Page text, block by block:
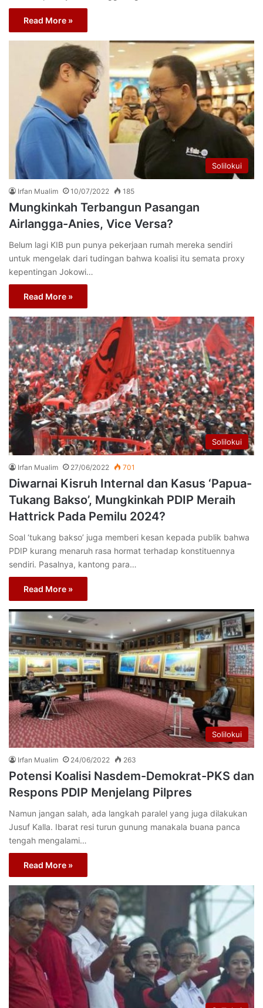
Read More »
Solilokui
Irfan Mualim 10/07/2022 185
Mungkinkah Terbangun Pasangan
Airlangga-Anies, Vice Versa?
Belum lagi KIB pun punya pekerjaan rumah mereka sendiri
untuk mengelak dari tudingan bahwa koalisi itu semata proxy
kepentingan Jokowi…
Read More »
Solilokui
Irfan Mualim 27/06/2022 701
Diwarnai Kisruh Internal dan Kasus ‘Papua-
Tukang Bakso’, Mungkinkah PDIP Meraih
Hattrick Pada Pemilu 2024?
Soal ‘tukang bakso’ juga memberi kesan kepada publik bahwa
PDIP kurang menaruh rasa hormat terhadap konstituennya
sendiri. Pasalnya, kantong para…
Read More »
Solilokui
Irfan Mualim 24/06/2022 263
Potensi Koalisi Nasdem-Demokrat-PKS dan
Respons PDIP Menjelang Pilpres
Namun jangan salah, ada langkah paralel yang juga dilakukan
Jusuf Kalla. Ibarat resi turun gunung manakala buana panca
tengah mengalami…
Read More »